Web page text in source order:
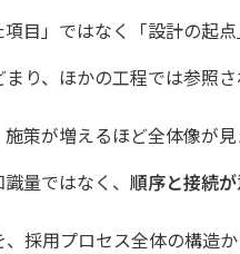
目」ではなく「設計の起点
り、ほかの工程では参照
策が増えるほど全体像が見
量ではなく、 順序と接続
採用プロセス全体の構造か